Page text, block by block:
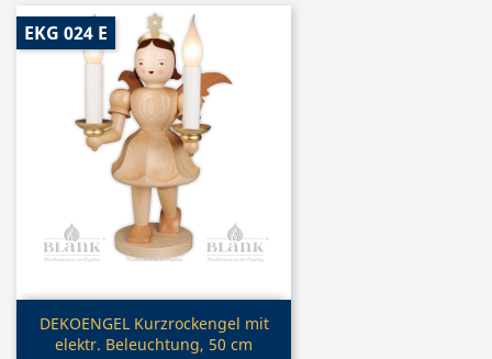
Vorschau
DEKOENGEL Kurzrockengel mit
elektr. Beleuchtung, 50 cm
EKG 024 E